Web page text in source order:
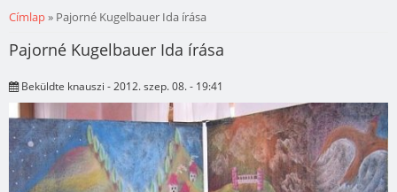
Jelenlegi hely
Címlap» Pajorné Kugelbauer Ida írása
Pajorné Kugelbauer Ida írása
Beküldte knauszi - 2012. szep. 08. - 19:41